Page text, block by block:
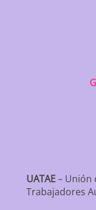
UATAE– Unión
Trabajadores